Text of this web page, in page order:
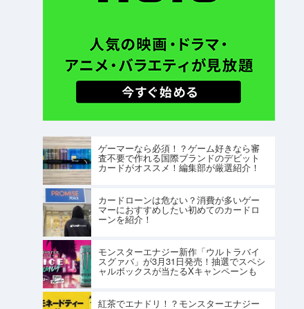
ゲーマーなら必須！？ゲーム好きなら審
査不要で作れる国際ブランドのデビット
カードがオススメ！編集部が厳選紹介！
カードローンは危ない？消費が多いゲー
マーにおすすめしたい初めてのカードロ
ーンを紹介！
モンスターエナジー新作「ウルトラバイ
スグァバ」が3月31日発売！抽選でスペシ
ャルボックスが当たるXキャンペーンも
紅茶でエナドリ！？モンスターエナジー